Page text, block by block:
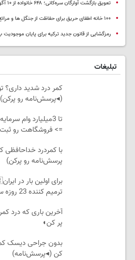
تعویق بازگشت آوارگان سره‌کانی؛ ۶۴۸ خانواده از ۱۰ آگوست به شهر خود بازمی‌گردند
۱۰۰ خانه اطفای حریق برای حفاظت از جنگل ها و مراتع کردستان راه اندازی شد
رمزگشایی از قانون جدید ترکیه برای پایان
تبلیغات
کمر درد شدید داری؟
(◂پرسش‌نامه رو پرکن)
تا 3میلیارد وام
=> فروشگاهت رو
با کمردرد
پرسش‌نامه رو پرکن)
ترمیم کننده 23 روزه ساخت!
آخرین باری که درد
پر کن◖
بدون جراحی دیسک
کن (◂پرسش‌نامه)